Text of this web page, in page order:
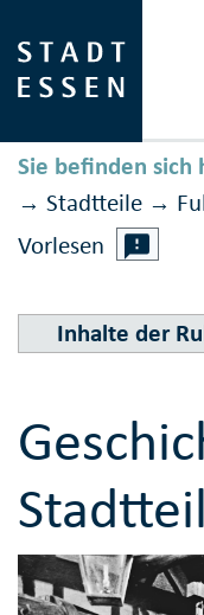
Sie befinden sich
→ Stadtteile →
Vorlesen
Inhalte der